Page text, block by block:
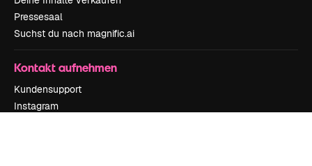
Pressesaal
Suchst du nach magnific.ai
Kontakt aufnehmen
Kundensupport
Instagram